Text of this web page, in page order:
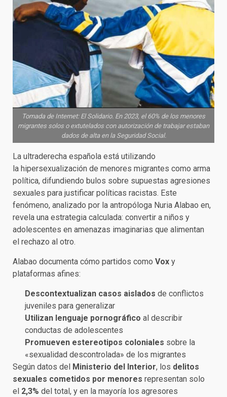
Tomada de Internet: El Solidario. En 2023, el 60% de los menores
migrantes solos o extutelados con autorización de trabajar estaban
dados de alta en la Seguridad Social.
La ultraderecha española está utilizando
la hipersexualización de menores migrantes como arma
política, difundiendo bulos sobre supuestas agresiones
sexuales para justificar políticas racistas. Este
fenómeno, analizado por la antropóloga Nuria Alabao en,
revela una estrategia calculada: convertir a niños y
adolescentes en amenazas imaginarias que alimentan
el rechazo al otro.
Alabao documenta cómo partidos como Vox y
plataformas afines:
Descontextualizan casos aislados de conflictos
juveniles para generalizar
Utilizan lenguaje pornográfico al describir
conductas de adolescentes
Promueven estereotipos coloniales sobre la
«sexualidad descontrolada» de los migrantes
Según datos del Ministerio del Interior, los delitos
sexuales cometidos por menores representan solo
el 2,3% del total, y en la mayoría los agresores